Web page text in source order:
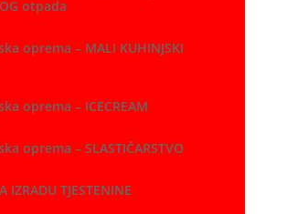
otpada
oprema – MALI KUHINJSKI
oprema – ICECREAM
oprema – SLASTIČARSTVO
IZRADU TJESTENINE